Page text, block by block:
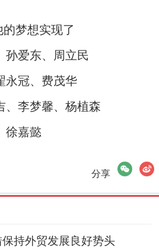
爱东、周立民
冠、费茂华
李梦馨、杨植森
嘉懿
分享
微信微博
持外贸发展良好势头